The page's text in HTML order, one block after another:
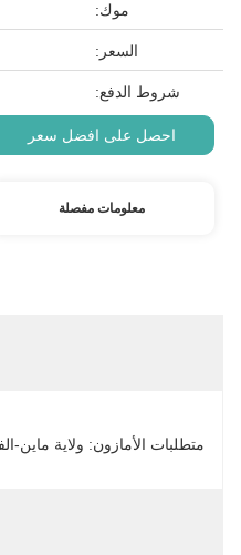
موك:
السعر:
شروط الدفع:
احصل على افضل سعر
معلومات مفصلة